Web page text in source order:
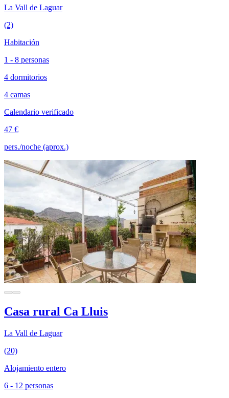
La Vall de Laguar
(2)
Habitación
1 - 8 personas
4 dormitorios
4 camas
Calendario verificado
47 €
pers./noche (aprox.)
Casa rural Ca Lluis
La Vall de Laguar
(20)
Alojamiento entero
6 - 12 personas